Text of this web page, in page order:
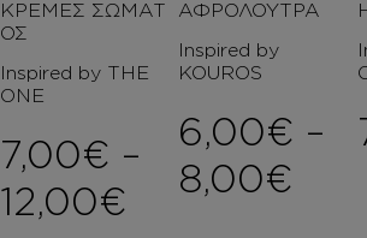
ΚΡΕΜΕΣ ΣΩΜΑΤ
ΟΣ
Inspired by THE
ONE
7,00€ –
12,00€Price range:
ΑΦΡΟΛΟΥΤΡΑ
Inspired by
KOUROS
6,00€ –
8,00€